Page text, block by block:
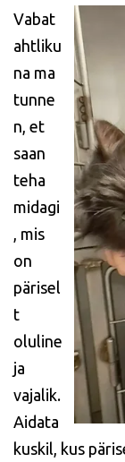
Vabat
ahtliku
na ma
tunne
n, et
saan
teha
midagi
, mis
on
pärisel
t
oluline
ja
vajalik.
Aidata
kuskil, kus